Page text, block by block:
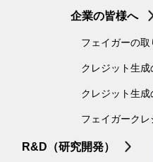
企業の皆様へ
フェイガーの
クレジット生
クレジット生
フェイガーク
R&D（研究開発）